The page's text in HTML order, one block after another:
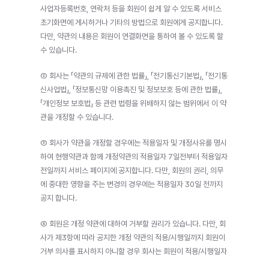
사업자등록번호, 연락처 등을 회원이 쉽게 알 수 있도록 서비스
초기화면에 게시하거나 기타의 방법으로 회원에게 공지합니다.
다만, 약관의 내용은 회원이 연결화면을 통하여 볼 수 있도록 할
수 있습니다.
② 회사는 「약관의 규제에 관한 법률」, 「전기통신기본법」, 「전기통
신사업법」, 「정보통신망 이용촉진 및 정보보호 등에 관한 법률」,
「개인정보 보호법」 등 관련 법령을 위배하지 않는 범위에서 이 약
관을 개정할 수 있습니다.
③ 회사가 약관을 개정할 경우에는 적용일자 및 개정사유를 명시
하여 현행약관과 함께 개정약관의 적용일자 7일전부터 적용일자
전일까지 서비스 페이지에 공지합니다. 다만, 회원의 권리, 의무
에 중대한 영향을 주는 변경의 경우에는 적용일자 30일 전까지
공지 합니다.
④ 회원은 개정 약관에 대하여 거부할 권리가 있습니다. 다만, 회
사가 제3항에 따라 공지한 개정 약관의 적용/시행일까지 회원이
거부 의사를 표시하지 아니할 경우 회사는 회원이 적용/시행일자